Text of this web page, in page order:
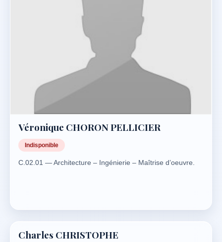
Véronique CHORON PELLICIER
Indisponible
C.02.01 — Architecture – Ingénierie – Maîtrise d’oeuvre.
Charles CHRISTOPHE